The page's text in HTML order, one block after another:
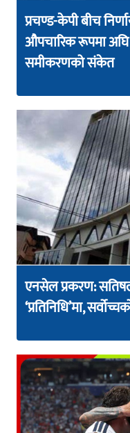
प्रचण्ड-केपी बीच
औपचारिक रूपमा अघि
समीकरणको संकेत
एनसेल प्रकरण:
‘प्रतिनिधि’मा,